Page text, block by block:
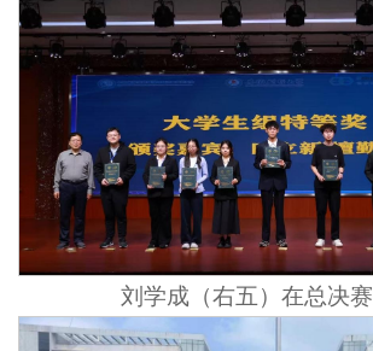
刘学成（右五）在总决